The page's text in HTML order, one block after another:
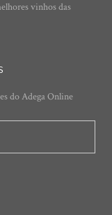
vinhos das
do Adega Online